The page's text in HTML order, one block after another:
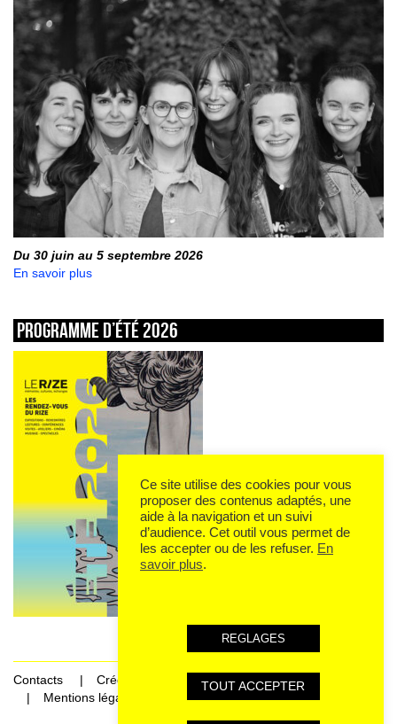
Du 30 juin au 5 septembre 2026
En savoir plus
Programme d’été 2026
Contacts
Crédits
Mentions légales et données personnelles
Ce site utilise des cookies pour vous
proposer des contenus adaptés, une
aide à la navigation et un suivi
d’audience. Cet outil vous permet de
les accepter ou de les refuser. En
savoir plus.
REGLAGES
TOUT ACCEPTER